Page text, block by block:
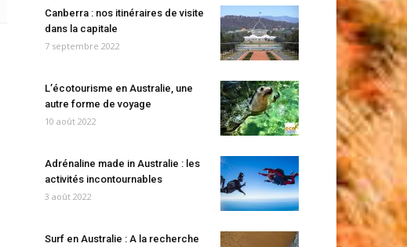
Canberra : nos itinéraires de visite
dans la capitale
7 septembre 2022
L’écotourisme en Australie, une
autre forme de voyage
10 août 2022
Adrénaline made in Australie : les
activités incontournables
3 août 2022
Surf en Australie : A la recherche